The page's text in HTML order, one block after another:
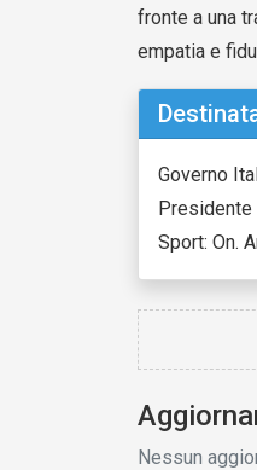
fronte a una
empatia e
Governo
Presidente
Sport: On.
Nessun